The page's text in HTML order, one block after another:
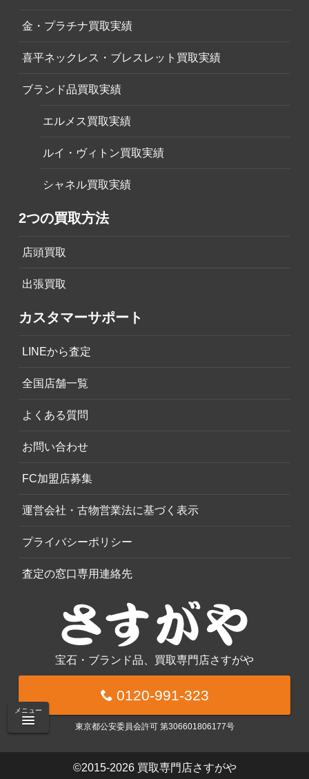
メニュー
金・プラチナ買取実績
喜平ネックレス・ブレスレット買取実績
ブランド品買取実績
エルメス買取実績
ルイ・ヴィトン買取実績
シャネル買取実績
2つの買取方法
店頭買取
出張買取
カスタマーサポート
LINEから査定
全国店舗一覧
よくある質問
お問い合わせ
FC加盟店募集
運営会社・古物営業法に基づく表示
プライバシーポリシー
査定の窓口専用連絡先
宝石・ブランド品、買取専門店さすがや
0120-991-323
東京都公安委員会許可 第306601806177号
©2015-2026 買取専門店さすがや